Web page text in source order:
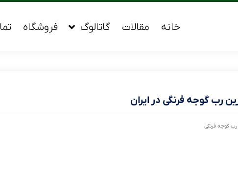
خانه مقالات گاتالوگ فروشگاه
رب گوجه فرنگی در ایران
رب گوجه فرنگی